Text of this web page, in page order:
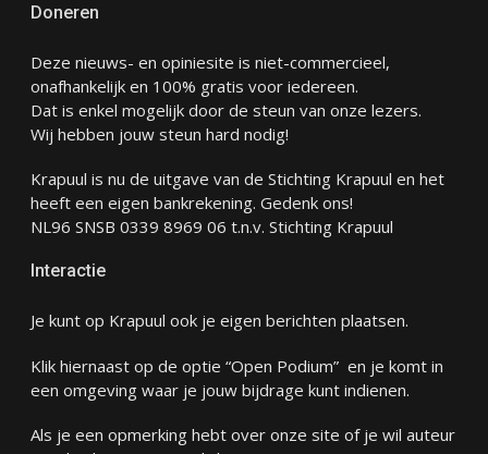
Doneren
Deze nieuws- en opiniesite is niet-commercieel,
onafhankelijk en 100% gratis voor iedereen.
Dat is enkel mogelijk door de steun van onze lezers.
Wij hebben jouw steun hard nodig!
Krapuul is nu de uitgave van de Stichting Krapuul en het
heeft een eigen bankrekening. Gedenk ons!
NL96 SNSB 0339 8969 06 t.n.v. Stichting Krapuul
Interactie
Je kunt op Krapuul ook je eigen berichten plaatsen.
Klik hiernaast op de optie “Open Podium” en je komt in
een omgeving waar je jouw bijdrage kunt indienen.
Als je een opmerking hebt over onze site of je wil auteur